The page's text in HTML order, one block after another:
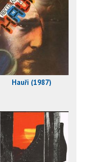
Hauři (1987)